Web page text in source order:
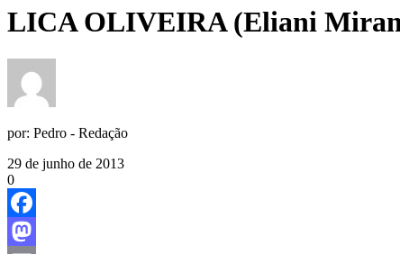
LICA OLIVEIRA (Eliani
por: Pedro - Redação
29 de junho de 2013
0
Facebook